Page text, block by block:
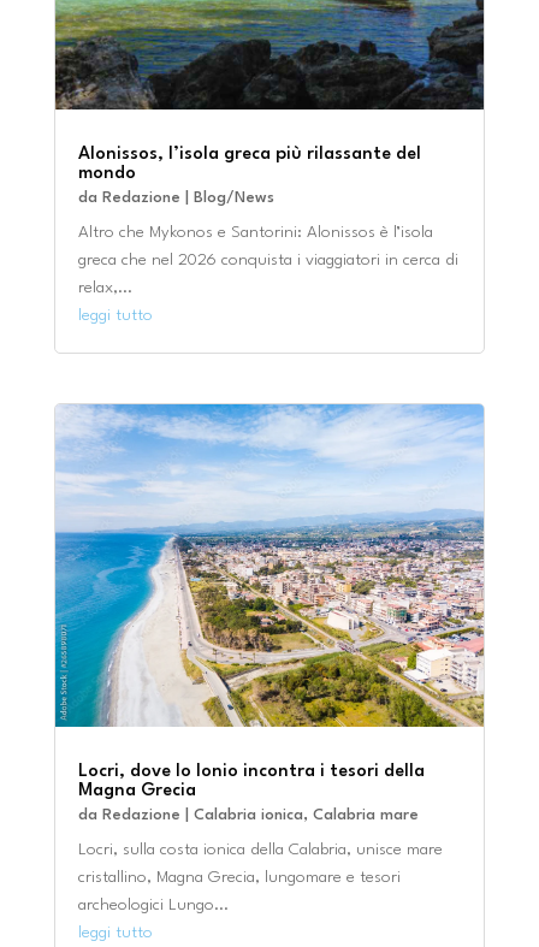
Alonissos, l’isola greca più rilassante del
mondo
da Redazione Blog/News
Altro che Mykonos e Santorini: Alonissos è l’isola
greca che nel 2026 conquista i viaggiatori in cerca di
relax,...
leggi tutto
Locri, dove lo Ionio incontra i tesori della
Magna Grecia
da Redazione Calabria ionica, Calabria mare
Locri, sulla costa ionica della Calabria, unisce mare
cristallino, Magna Grecia, lungomare e tesori
archeologici Lungo...
leggi tutto